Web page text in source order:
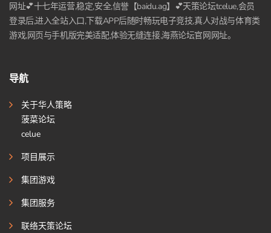
网址💕十七年运营,稳定,安全,信誉【baidu.ag】💕天策论坛tcelue,会员
登录后,进入全站入口,下载APP后随时畅玩电子竞技,真人对战与体育类
游戏,网页与手机版完美适配,体验无缝连接,海燕论坛官网网址。
导航
关于华人策略
菠菜论坛
celue
项目展示
集团游戏
集团服务
联络天策论坛